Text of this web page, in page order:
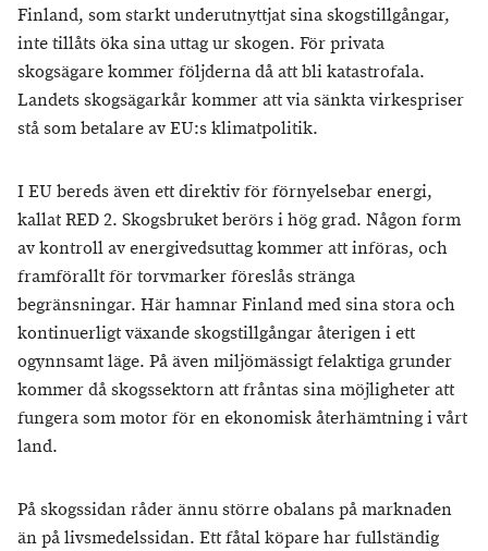
Finland, som starkt underutnyttjat sina skogstillgångar,
inte tillåts öka sina uttag ur skogen. För privata
skogsägare kommer följderna då att bli katastrofala.
Landets skogsägarkår kommer att via sänkta virkespriser
stå som betalare av EU:s klimatpolitik.
I EU bereds även ett direktiv för förnyelsebar energi,
kallat RED 2. Skogsbruket berörs i hög grad. Någon form
av kontroll av energivedsuttag kommer att införas, och
framförallt för torvmarker föreslås stränga
begränsningar. Här hamnar Finland med sina stora och
kontinuerligt växande skogstillgångar återigen i ett
ogynnsamt läge. På även miljömässigt felaktiga grunder
kommer då skogssektorn att fråntas sina möjligheter att
fungera som motor för en ekonomisk återhämtning i vårt
land.
På skogssidan råder ännu större obalans på marknaden
än på livsmedelssidan. Ett fåtal köpare har fullständig